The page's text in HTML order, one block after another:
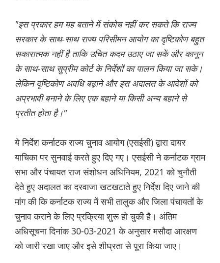
"इस प्रकार हम यह बताने में संकोच नहीं कर सकते कि राज्य
सरकार के साथ-साथ राज्य परिसीमन आयोग का दृष्टिकोण बहुत
सकारात्मक नहीं है ताकि उचित कदम उठाए जा सकें और कानून
के साथ-साथ सुप्रीम कोर्ट के निर्देशों का पालन किया जा सके।
लेकिन दृष्टिकोण अवधि बढ़ाने और इस अदालत के आदेशों को
अप्रभावी बनाने के लिए एक बहाने या किसी अन्य बहाने से
प्रतीत होता है।"
ये निर्देश कर्नाटक राज्य चुनाव आयोग (एसईसी) द्वारा दायर
याचिका पर सुनवाई करते हुए दिए गए। एसईसी ने कर्नाटक ग्राम
सभा और पंचायत राज संशोधन अधिनियम, 2021 को चुनौती
देते हुए अदालत का दरवाजा खटखटाते हुए निर्देश दिए जाने की
मांग की कि कर्नाटक राज्य में सभी तालुक और जिला पंचायतों के
चुनाव कराने के लिए प्रक्रिया शुरू हो चुकी है। अंतिम
अधिसूचना दिनांक 30-03-2021 के अनुसार मसौदा आरक्षण
को जारी रखा जाए और इसे शीघ्रता से पूरा किया जाए।